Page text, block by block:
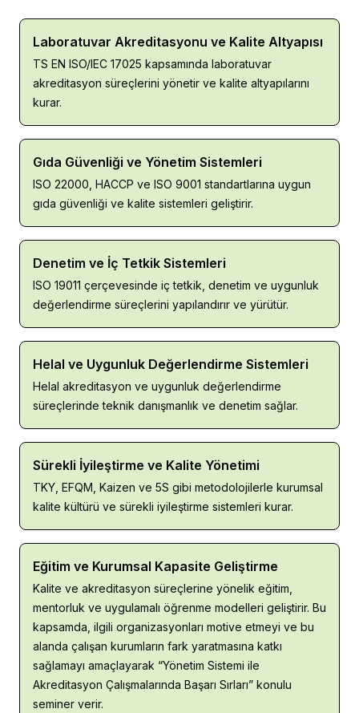
Laboratuvar Akreditasyonu ve Kalite Altyapısı
TS EN ISO/IEC 17025 kapsamında laboratuvar
akreditasyon süreçlerini yönetir ve kalite altyapılarını
kurar.
Gıda Güvenliği ve Yönetim Sistemleri
ISO 22000, HACCP ve ISO 9001 standartlarına uygun
gıda güvenliği ve kalite sistemleri geliştirir.
Denetim ve İç Tetkik Sistemleri
ISO 19011 çerçevesinde iç tetkik, denetim ve uygunluk
değerlendirme süreçlerini yapılandırır ve yürütür.
Helal ve Uygunluk Değerlendirme Sistemleri
Helal akreditasyon ve uygunluk değerlendirme
süreçlerinde teknik danışmanlık ve denetim sağlar.
Sürekli İyileştirme ve Kalite Yönetimi
TKY, EFQM, Kaizen ve 5S gibi metodolojilerle kurumsal
kalite kültürü ve sürekli iyileştirme sistemleri kurar.
Eğitim ve Kurumsal Kapasite Geliştirme
Kalite ve akreditasyon süreçlerine yönelik eğitim,
mentorluk ve uygulamalı öğrenme modelleri geliştirir. Bu
kapsamda, ilgili organizasyonları motive etmeyi ve bu
alanda çalışan kurumların fark yaratmasına katkı
sağlamayı amaçlayarak “Yönetim Sistemi ile
Akreditasyon Çalışmalarında Başarı Sırları” konulu
seminer verir.